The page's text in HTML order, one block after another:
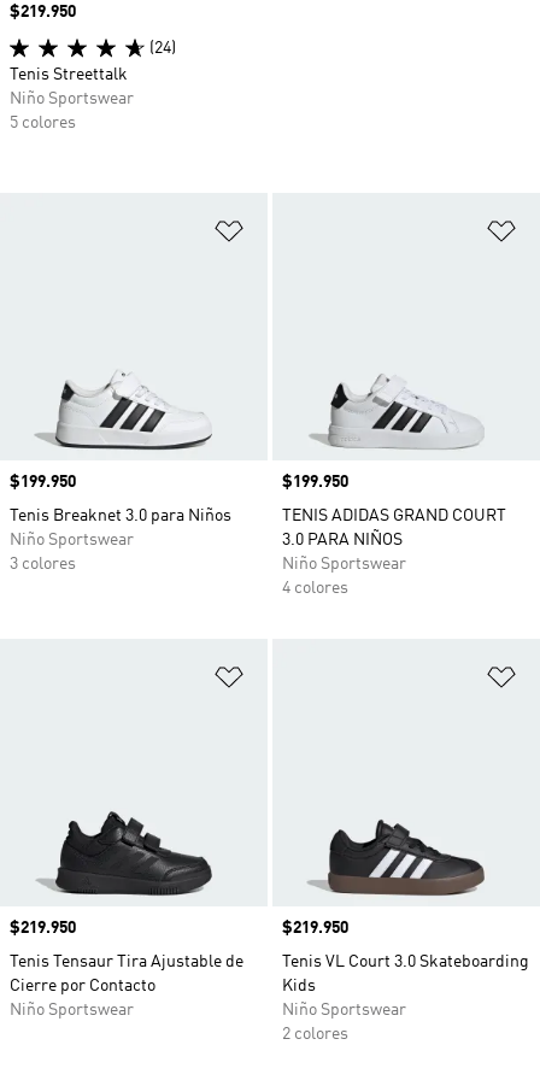
Precio
$199.950
Tenis Breaknet 3.0 para Niños
Niño Sportswear
3 colores
Precio
$199.950
TENIS ADIDAS GRAND COURT
3.0 PARA NIÑOS
Niño Sportswear
4 colores
Precio
$219.950
Tenis Tensaur Tira Ajustable de
Cierre por Contacto
Niño Sportswear
Precio
$219.950
Tenis VL Court 3.0 Skateboarding
Kids
Niño Sportswear
2 colores
Precio
$219.950
(24)
Tenis Streettalk
Niño Sportswear
5 colores